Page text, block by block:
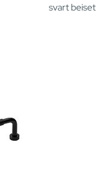
svart beiset